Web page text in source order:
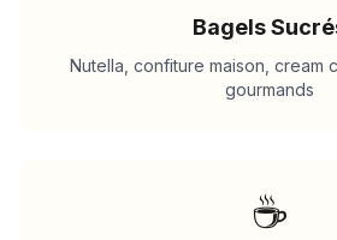
Bagels
Nutella, confiture maison, cream
gourmands
☕